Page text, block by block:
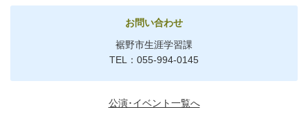
お問い合わせ
裾野市生涯学習課
TEL：055-994-0145
公演･イベント一覧へ